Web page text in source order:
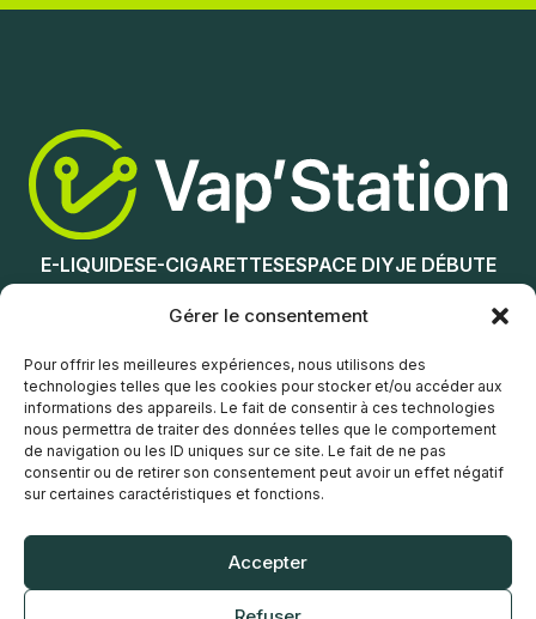
Gérer le consentement
Pour offrir les meilleures expériences, nous utilisons des
technologies telles que les cookies pour stocker et/ou accéder aux
informations des appareils. Le fait de consentir à ces technologies
nous permettra de traiter des données telles que le comportement
de navigation ou les ID uniques sur ce site. Le fait de ne pas
consentir ou de retirer son consentement peut avoir un effet négatif
sur certaines caractéristiques et fonctions.
Accepter
Ajouter au panier
0
3
6
18
Choix des options
E-LIQUIDESE-CIGARETTESESPACE DIYJE DÉBUTE
NOS MAGASINS
Service client
POLITIQUE DE CONFIDENTIALITÉ
CONDITIONS GÉNÉRALES DE VENTE